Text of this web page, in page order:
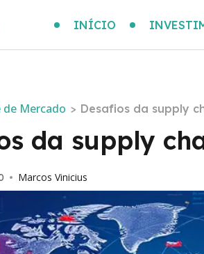
INÍCIO
de Mercado > Desafios da supply
da supply
• Marcos Vinicius